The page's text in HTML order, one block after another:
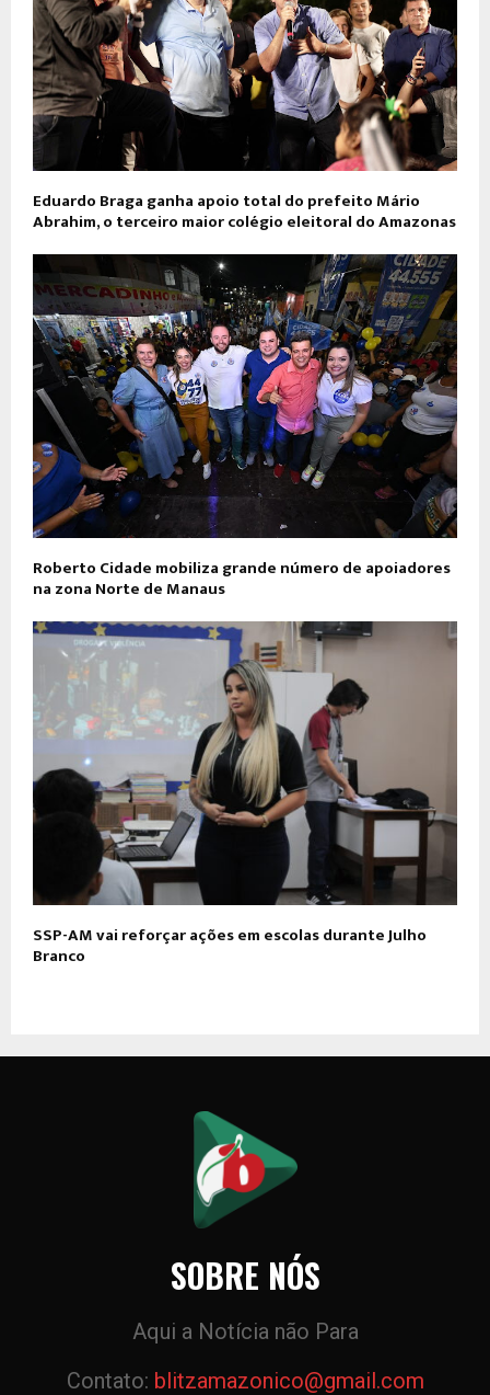
Eduardo Braga ganha apoio total do prefeito Mário
Abrahim, o terceiro maior colégio eleitoral do Amazonas
Roberto Cidade mobiliza grande número de apoiadores
na zona Norte de Manaus
SSP-AM vai reforçar ações em escolas durante Julho
Branco
SOBRE NÓS
Aqui a Notícia não Para
Contato: blitzamazonico@gmail.com